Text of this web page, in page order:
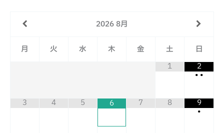
20268月
月 火 水 木 金 土
日
1
2
••
3 4 5 6 7 8
9
•